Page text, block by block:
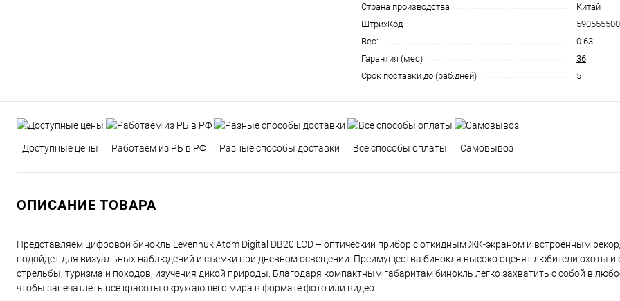
Страна производства
Китай
ШтрихКод
Вес:
0.63
Гарантия (мес)
36
Срок поставки до (раб.дней)
5
Доступные цены Работаем из РБ в РФ Разные способы доставки Все способы оплаты Самовывоз
ОПИСАНИЕ ТОВАРА
Представляем цифровой бинокль Levenhuk Atom Digital DB20 LCD – оптический прибор с откидным ЖК-экраном и встроенным
подойдет для визуальных наблюдений и съемки при дневном освещении. Преимущества бинокля высоко оценят любители охоты и
стрельбы, туризма и походов, изучения дикой природы. Благодаря компактным габаритам бинокль легко захватить с собой в
чтобы запечатлеть все красоты окружающего мира в формате фото или видео.